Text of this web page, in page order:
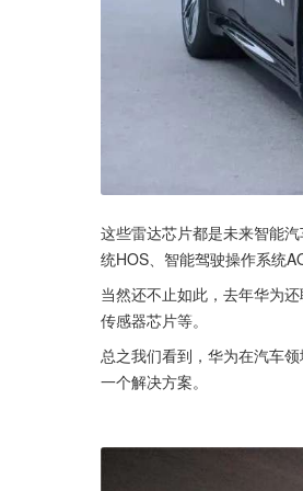
这些雷达芯片都是未来智能
统HOS、智能驾驶操作系统
当然还不止如此，去年华为
传感器芯片等。
总之我们看到，华为在汽车
一个解决方案。